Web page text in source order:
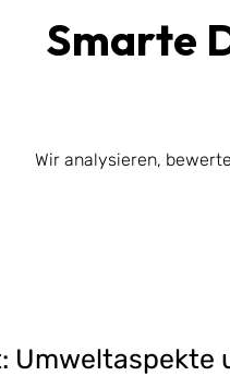
Smarte
Wir analysieren,
Umweltaspekte